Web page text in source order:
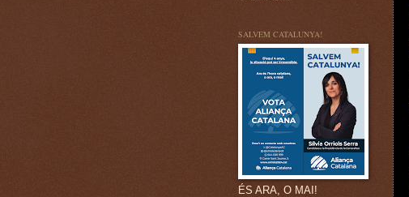
SALVEM CATALUNYA!
ÉS ARA, O MAI!